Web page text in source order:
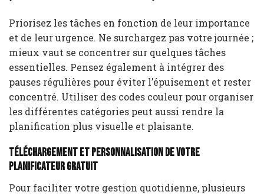
Priorisez les tâches en fonction de leur importance
et de leur urgence. Ne surchargez pas votre journée ;
mieux vaut se concentrer sur quelques tâches
essentielles. Pensez également à intégrer des
pauses régulières pour éviter l’épuisement et rester
concentré. Utiliser des codes couleur pour organiser
les différentes catégories peut aussi rendre la
planification plus visuelle et plaisante.
Téléchargement et personnalisation de votre
planificateur gratuit
Pour faciliter votre gestion quotidienne, plusieurs